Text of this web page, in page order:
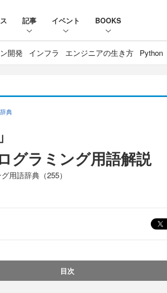
記事 イベント BOOKS
開発 インフラ エンジニアの生き方 Python
典
グラミング用語解説
用語辞典（255）
目次